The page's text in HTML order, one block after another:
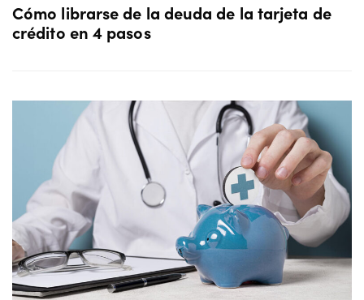
Cómo librarse de la deuda de la tarjeta de
crédito en 4 pasos